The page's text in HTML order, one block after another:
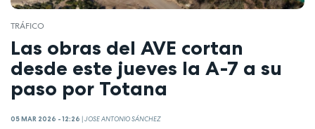
TRÁFICO
Las obras del AVE cortan
desde este jueves la A-7 a su
paso por Totana
05 MAR 2026 - 12:26 JOSE ANTONIO SÁNCHEZ